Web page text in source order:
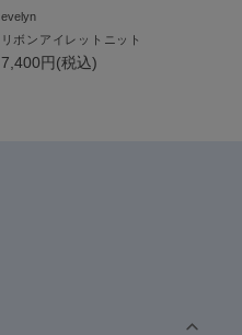
evelyn
リボンアイレットニット
7,400円(税込)